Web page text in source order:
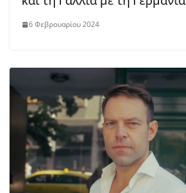
6 Φεβρουαρίου 2024